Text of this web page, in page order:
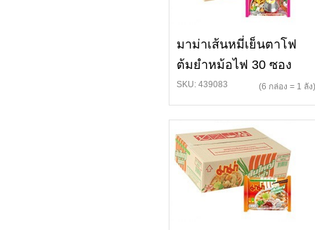
มาม่าเส้นหมี่เย็นตาโฟ
ต้มยำหม้อไฟ 30 ซอง
SKU: 439083 (6 กล่อง = 1 ลัง)